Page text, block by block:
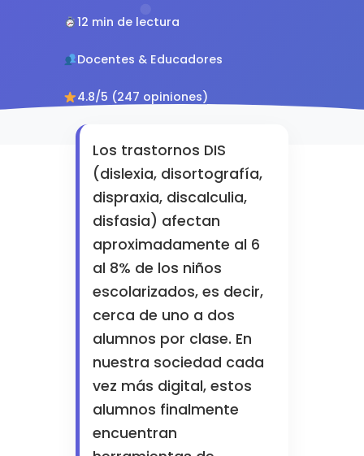
12 min de lectura
Docentes & Educadores
4.8/5 (247 opiniones)
Los trastornos DIS
(dislexia, disortografía,
dispraxia, discalculia,
disfasia) afectan
aproximadamente al 6
al 8% de los niños
escolarizados, es decir,
cerca de uno a dos
alumnos por clase. En
nuestra sociedad cada
vez más digital, estos
alumnos finalmente
encuentran